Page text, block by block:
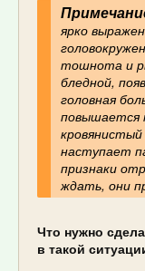
ярко
тошнота и
бледной,
головная
повышается
наступает
признаки
ждать, они
Что нужно
в такой